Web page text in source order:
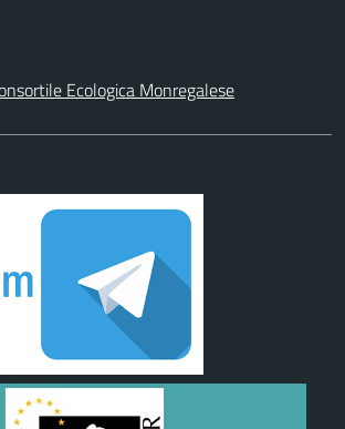
Ecologica Monregalese